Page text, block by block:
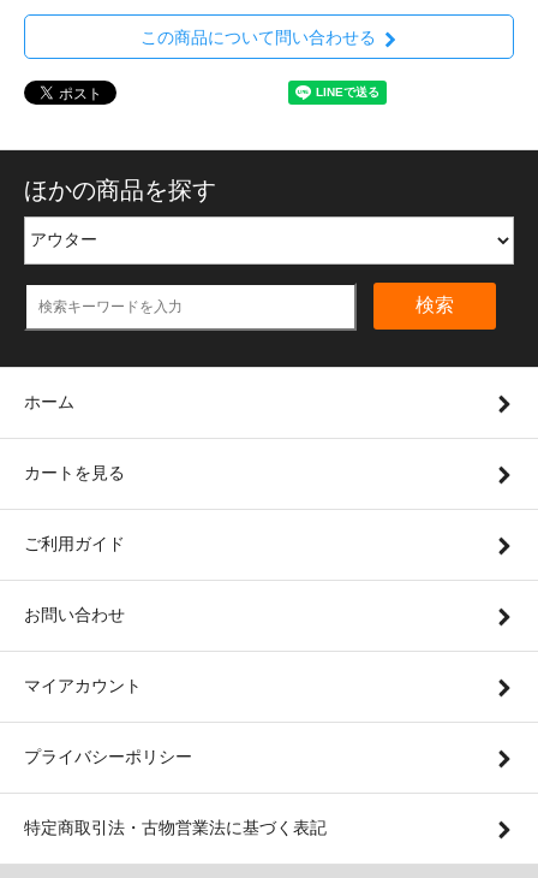
この商品について問い合わせる
ほかの商品を探す
検索
ホーム
カートを見る
ご利用ガイド
お問い合わせ
マイアカウント
プライバシーポリシー
特定商取引法・古物営業法に基づく表記